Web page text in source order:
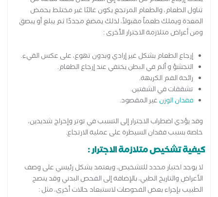
تناول الطعام، والطعام المرتجع يكون غالبًا غير مختلط بحمض
المعدة ويملك طعماً مقبولاً، لذلك يمضغ مجددًا ثم يبلع أو يبصق
ومن أعراض متلازمة الاجترار الأخرى :
إرجاع الطعام بشكل غير إرادي وبدون تهوع، على عكس القيء.
التجشؤ و ألم في البطن يختفي عند إرجاع الطعام.
رائحة الفم الكريهة.
تشققات في الشفتين.
فقدان الوزن غير المقصود.
وقد يؤدي اضطراب الاجترار إلى التسبب في توتر وإحراج شديدين،
خاصة بسبب فقدان السيطرة على عملية الارتجاع.
كيفية تشخيص متلازمة الاجترار :
لا يوجد اختبار محدد للتشخيص، ويعتمد بشكل رئيسي على وصف
الأعراض والتاريخ الطبي، بالإضافة إلى الفحص البدني وقد ينصح
الطبيب بإجراء بعض الفحوصات لاستبعاد حالات أخرى، مثل :